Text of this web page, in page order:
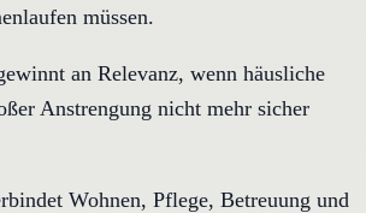
müssen.
an Relevanz, wenn häusliche
Anstrengung nicht mehr sicher
Wohnen, Pflege, Betreuung und